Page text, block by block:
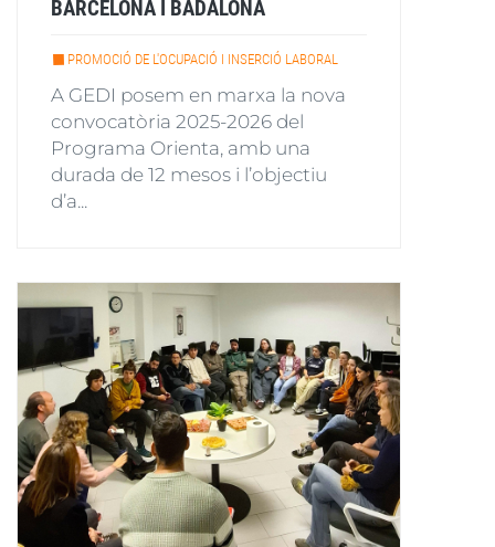
BARCELONA I BADALONA
PROMOCIÓ DE L'OCUPACIÓ I INSERCIÓ LABORAL
A GEDI posem en marxa la nova
convocatòria 2025-2026 del
Programa Orienta, amb una
durada de 12 mesos i l’objectiu
d’a...